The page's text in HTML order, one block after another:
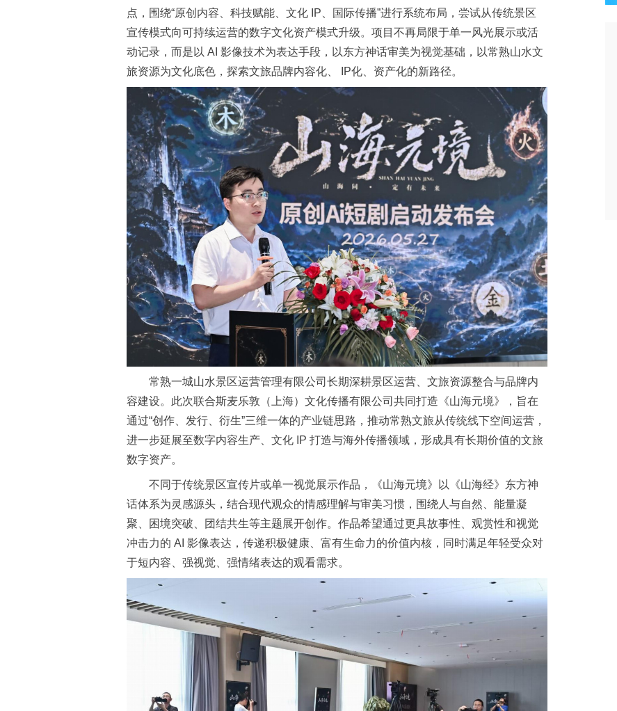
点，围绕“原创内容、科技赋能、文化 IP、国际传播”进行系统布局，尝试从传统景区
宣传模式向可持续运营的数字文化资产模式升级。项目不再局限于单一风光展示或活
动记录，而是以 AI 影像技术为表达手段，以东方神话审美为视觉基础，以常熟山水文
旅资源为文化底色，探索文旅品牌内容化、 IP化、资产化的新路径。
常熟一城山水景区运营管理有限公司长期深耕景区运营、文旅资源整合与品牌内
容建设。此次联合斯麦乐敦（上海）文化传播有限公司共同打造《山海元境》，旨在
通过“创作、发行、衍生”三维一体的产业链思路，推动常熟文旅从传统线下空间运营，
进一步延展至数字内容生产、文化 IP 打造与海外传播领域，形成具有长期价值的文旅
数字资产。
不同于传统景区宣传片或单一视觉展示作品，《山海元境》以《山海经》东方神
话体系为灵感源头，结合现代观众的情感理解与审美习惯，围绕人与自然、能量凝
聚、困境突破、团结共生等主题展开创作。作品希望通过更具故事性、观赏性和视觉
冲击力的 AI 影像表达，传递积极健康、富有生命力的价值内核，同时满足年轻受众对
于短内容、强视觉、强情绪表达的观看需求。